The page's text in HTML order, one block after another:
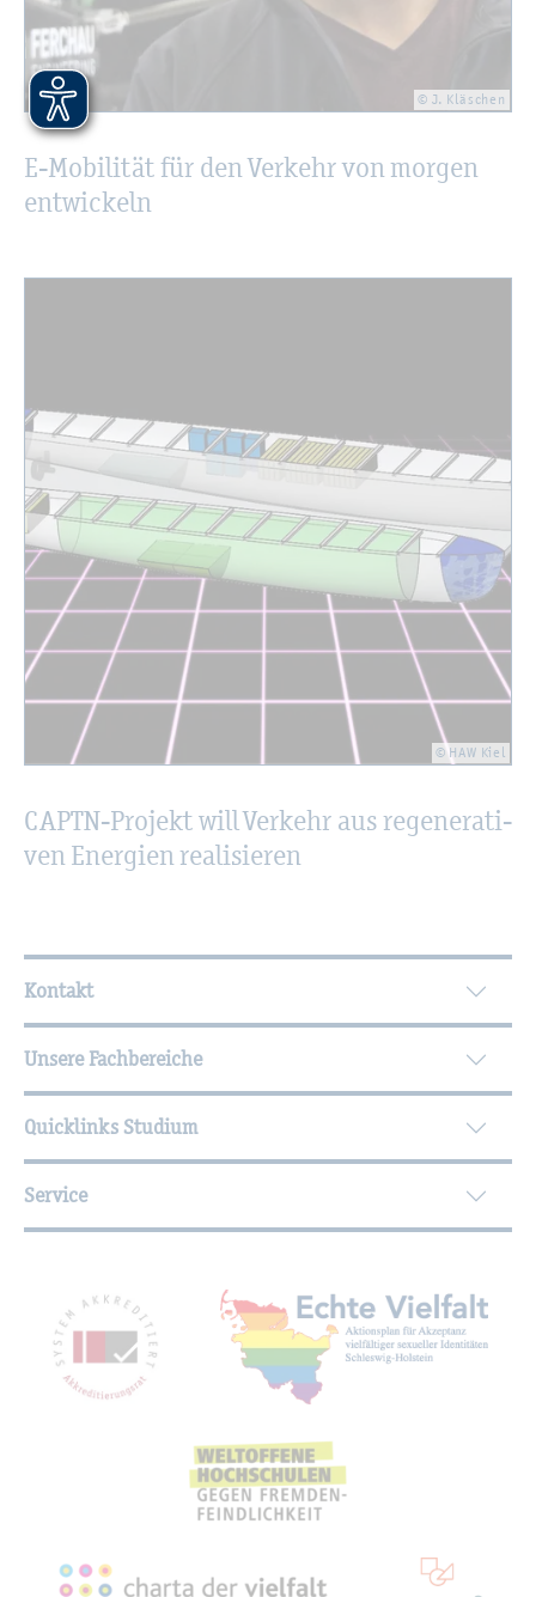
© J. Kläschen
E-Mo­bi­li­tät für den Ver­kehr von mor­gen
ent­wi­ckeln
© HAW Kiel
CAPTN-Pro­jekt will Ver­kehr aus re­ge­ne­ra­ti­
ven En­er­gi­en rea­li­sie­ren
Wei­ter­füh­ren­de In­for­ma­tio­nen
Kontakt
Unsere Fachbereiche
Quicklinks Studium
Service
Mit­glied­schaf­ten,